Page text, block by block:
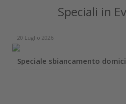
Speciali in
20 Luglio 2026
Speciale sbiancamento